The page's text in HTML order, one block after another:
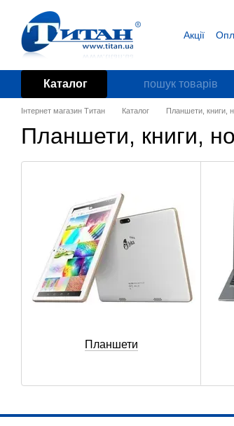
Перейти до основного контенту
Акції
Каталог
Інтернет магазин Титан Каталог Планшети, книги,
Планшети, книги,
Планшети